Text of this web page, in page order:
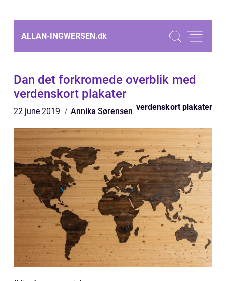
ALLAN-INGWERSEN.dk
Dan det forkromede overblik med
verdenskort plakater
22 june 2019 Annika Sørensen verdenskort plakater